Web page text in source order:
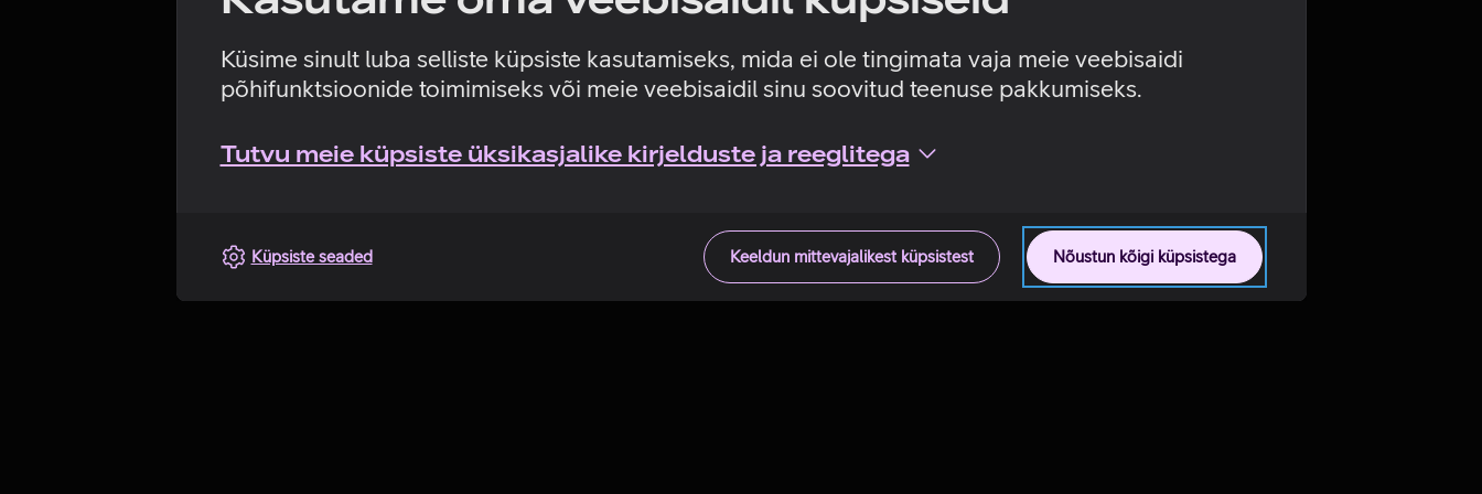
Küsime sinult luba selliste küpsiste kasutamiseks, mida ei ole tingimata vaja meie veebisaidi
põhifunktsioonide toimimiseks või meie veebisaidil sinu soovitud teenuse pakkumiseks.
Tutvu meie küpsiste üksikasjalike kirjelduste ja reeglitega
Nõustun kõigi küpsistega
Keeldun mittevajalikest küpsistest
Küpsiste seaded